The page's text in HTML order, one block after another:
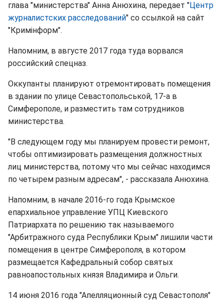
глава "министерства" Анна Анюхина, передает "Центр
журналистских расследований" со ссылкой на сайт
"Кримінформ".
Напомним, в августе 2017 года туда ворвался
российский спецназ.
Оккупанты планируют отремонтировать помещения
в здании по улице Севастопольськой, 17-а в
Симферополе, и разместить там сотрудников
министерства.
"В следующем году мы планируем провести ремонт,
чтобы оптимизировать размещения должностных
лиц министерства, потому что мы сейчас находимся
по четырем разным адресам", - рассказала Анюхина.
Напомним, в начале 2016-го года Крымское
епархиальное управление УПЦ Киевского
Патриархата по решению так называемого
"Арбитражного суда Республики Крым" лишили части
помещения в центре Симферополя, в котором
размещается Кафедральный собор святых
равноапостольных князя Владимира и Ольги.
14 июня 2016 года "Апелляционный суд Севастополя"